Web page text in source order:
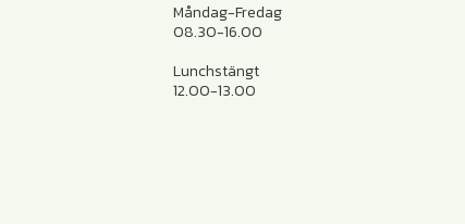
Måndag-Fredag
08.30-16.00
Lunchstängt
12.00-13.00